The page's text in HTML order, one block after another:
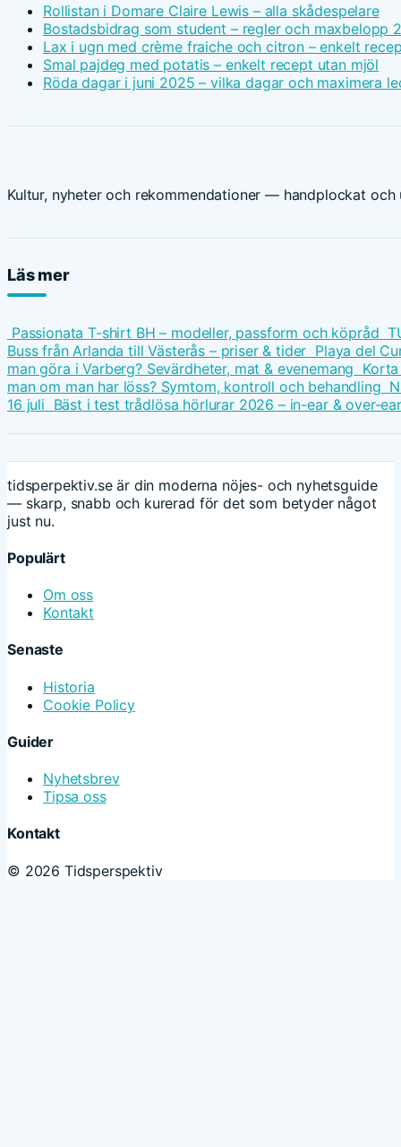
Rollistan i Domare Claire Lewis – alla skådespelare
Bostadsbidrag som student – regler och maxbelopp
Lax i ugn med crème fraiche och citron – enkelt
Smal pajdeg med potatis – enkelt recept utan mjöl
Röda dagar i juni 2025 – vilka dagar och maximera
Kultur, nyheter och rekommendationer — handplockat
Läs mer
Passionata T-shirt BH – modeller, passform och köpråd
Buss från Arlanda till Västerås – priser & tider Playa del
man göra i Varberg? Sevärdheter, mat & evenemang
man om man har löss? Symtom, kontroll och behandling
16 juli Bäst i test trådlösa hörlurar 2026 – in-ear & over-ear
tidsperpektiv.se är din moderna nöjes- och nyhetsguide
— skarp, snabb och kurerad för det som betyder något
just nu.
Populärt
Om oss
Kontakt
Senaste
Historia
Cookie Policy
Guider
Nyhetsbrev
Tipsa oss
Kontakt
© 2026 Tidsperspektiv